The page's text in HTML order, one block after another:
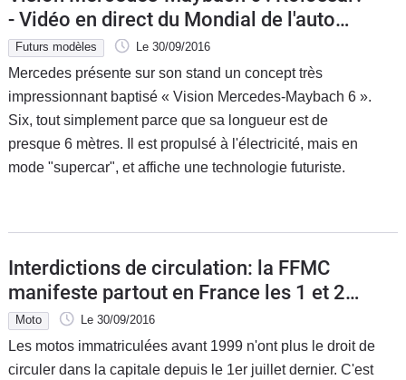
- Vidéo en direct du Mondial de l'auto
2016
Futurs modèles Le 30/09/2016
Mercedes présente sur son stand un concept très
impressionnant baptisé « Vision Mercedes-Maybach 6 ».
Six, tout simplement parce que sa longueur est de
presque 6 mètres. Il est propulsé à l'électricité, mais en
mode "supercar", et affiche une technologie futuriste.
Interdictions de circulation: la FFMC
manifeste partout en France les 1 et 2
octobre 2016
Moto Le 30/09/2016
Les motos immatriculées avant 1999 n'ont plus le droit de
circuler dans la capitale depuis le 1er juillet dernier. C'est